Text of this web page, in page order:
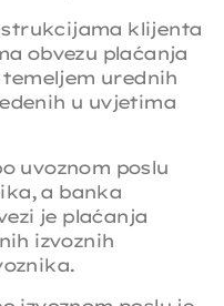
klijenta
obvezu plaćanja
urednih
u uvjetima
uvoznom poslu
a banka
je plaćanja
izvoznih